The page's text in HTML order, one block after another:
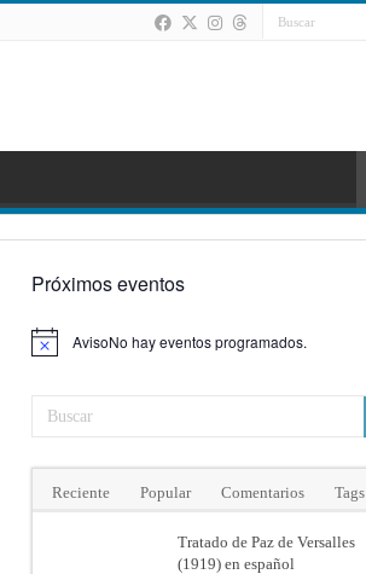
Próximos eventos
AvisoNo hay eventos programados.
Reciente Popular Comentarios Tags
Tratado de Paz de Versalles
(1919) en español